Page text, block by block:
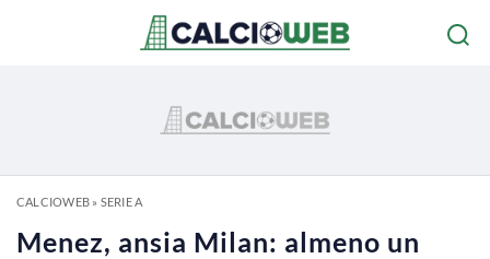
CALCIOWEB» SERIE A
Menez, ansia Milan: almeno un